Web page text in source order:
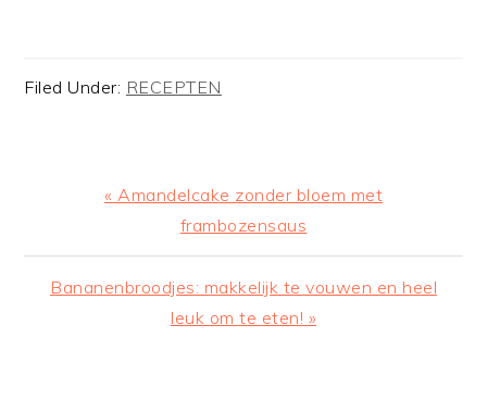
Filed Under: RECEPTEN
Previous
« Amandelcake zonder bloem met
frambozensaus
Next
Bananenbroodjes: makkelijk te vouwen en heel
leuk om te eten! »